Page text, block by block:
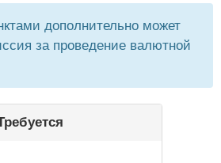
дополнительно может
за проведение валютной